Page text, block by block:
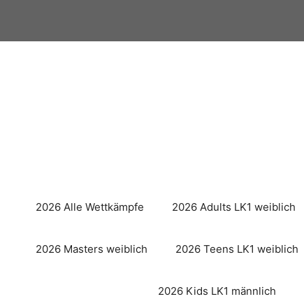
springen
2026 Alle Wettkämpfe 2026 Adults LK1 weiblich
2026 Masters weiblich 2026 Teens LK1 weiblich
2026 Kids LK1 männlich